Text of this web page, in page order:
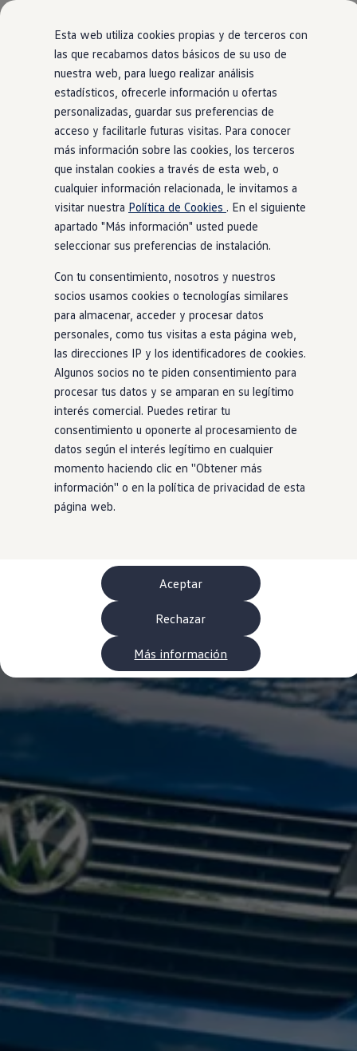
Esta web utiliza cookies propias y de terceros con
las que recabamos datos básicos de su uso de
nuestra web, para luego realizar análisis
estadísticos, ofrecerle información u ofertas
personalizadas, guardar sus preferencias de
acceso y facilitarle futuras visitas. Para conocer
más información sobre las cookies, los terceros
que instalan cookies a través de esta web, o
cualquier información relacionada, le invitamos a
visitar nuestra Política de Cookies . En el siguiente
apartado "Más información" usted puede
seleccionar sus preferencias de instalación.
Con tu consentimiento, nosotros y nuestros
socios usamos cookies o tecnologías similares
para almacenar, acceder y procesar datos
personales, como tus visitas a esta página web,
las direcciones IP y los identificadores de cookies.
Algunos socios no te piden consentimiento para
procesar tus datos y se amparan en su legítimo
interés comercial. Puedes retirar tu
consentimiento u oponerte al procesamiento de
datos según el interés legítimo en cualquier
momento haciendo clic en ''Obtener más
información'' o en la política de privacidad de esta
página web.
Aceptar
Rechazar
Más información
Ir
directamente
al contenido
Ir
directamente
al pie de
página
Nueva Caddy
Nueva Caddy Cargo
Nueva Caddy California
Nueva California
Configura tu Volkswagen
Volkswagen de Ocasión
Ofertas y promociones
Vehículos de ocasión
Renueva tu Volkswagen
Financiación Volkswagen
Concursos Volkswagen Comerciales
Movilidad Eléctrica
Vehículos eléctricos disponibles
Vehículos híbridos enchufables
Clientes
Actualiza tu vehículo gratis
Accessorios
Información útil
Viajar en coche
WLTP
Guía de mantenimiento
Servicio de mantenimiento Volkswagen
Neumáticos
Garantía Volkswagen
Piezas
Aceite y líquidos
Customized-Solution portal
myVolkswagen
Cita taller
Conectividad
California App
Volkswagen Connect Shop
Mundo Camper
Volkswagen California
Volkswagen Grand California
Mundo Volkswagen
Sala de Prensa
Historia Volkswagen Canarias
Digital Showroom
Club Fidelización
Alquiler de furgonetas Xtravans
Blog